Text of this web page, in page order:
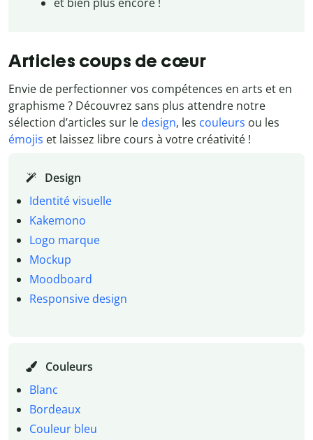
Articles coups de cœur
Envie de perfectionner vos compétences en arts et en
graphisme ? Découvrez sans plus attendre notre
sélection d’articles sur le design, les couleurs ou les
émojis et laissez libre cours à votre créativité !
Design
Identité visuelle
Kakemono
Logo marque
Mockup
Moodboard
Responsive design
Couleurs
Blanc
Bordeaux
Couleur bleu